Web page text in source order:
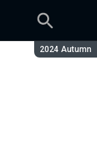
Сезон:
2024 Autumn